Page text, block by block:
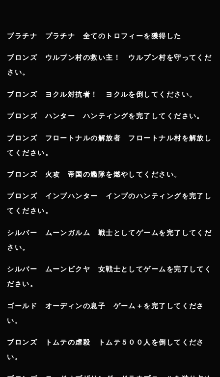
プラチナ プラチナ 全てのトロフィーを獲得した
ブロンズ ウルプン村の救い主！ ウルプン村を守ってくだ
さい。
ブロンズ ヨクル対抗者！ ヨクルを倒してください。
ブロンズ ハンター ハンティングを完了してください。
ブロンズ フロートナルの解放者 フロートナル村を解放し
てください。
ブロンズ 火攻 帝国の艦隊を燃やしてください。
ブロンズ インプハンター インプのハンティングを完了し
てください。
シルバー ムーンガルム 戦士としてゲームを完了してくだ
さい。
シルバー ムーンビクヤ 女戦士としてゲームを完了してく
ださい。
ゴールド オーディンの息子 ゲーム＋を完了してくださ
い。
ブロンズ トムテの虐殺 トムテ５００人を倒してくださ
い。